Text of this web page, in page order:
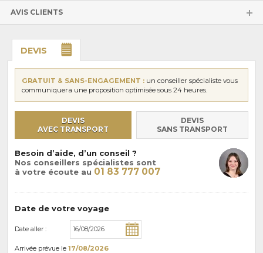
AVIS CLIENTS
DEVIS
GRATUIT & SANS-ENGAGEMENT : un conseiller spécialiste vous
communiquera une proposition optimisée sous 24 heures.
DEVIS
AVEC TRANSPORT
DEVIS
SANS TRANSPORT
Besoin d’aide, d’un conseil ?
Nos conseillers spécialistes sont
à votre écoute au 01 83 777 007
Date de votre voyage
Date aller :
Arrivée prévue le 17/08/2026